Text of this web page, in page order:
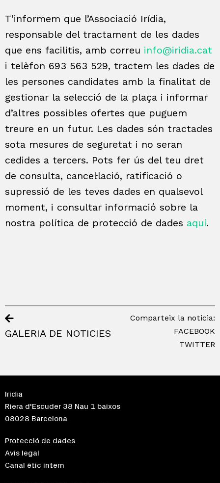
T’informem que l’Associació Irídia,
responsable del tractament de les dades
que ens facilitis, amb correu info@iridia.cat
i telèfon 693 563 529, tractem les dades de
les persones candidates amb la finalitat de
gestionar la selecció de la plaça i informar
d’altres possibles ofertes que puguem
treure en un futur. Les dades són tractades
sota mesures de seguretat i no seran
cedides a tercers. Pots fer ús del teu dret
de consulta, cancel·lació, ratificació o
supressió de les teves dades en qualsevol
moment, i consultar informació sobre la
nostra política de protecció de dades aquí.
GALERIA DE NOTICIES
Comparteix la noticia:
FACEBOOK
TWITTER
Irídia
Riera d'Escuder 38 Nau 1 baixos
08028 Barcelona
Protecció de dades
Avís legal
Canal ètic intern